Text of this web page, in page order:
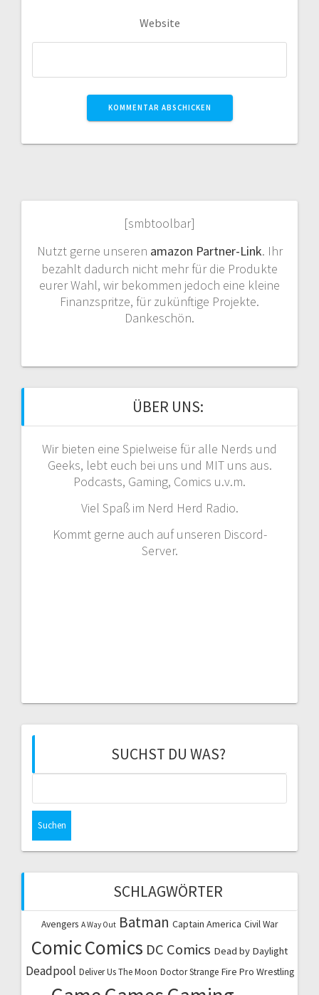
Website
[smbtoolbar]
Nutzt gerne unseren amazon Partner-Link. Ihr
bezahlt dadurch nicht mehr für die Produkte
eurer Wahl, wir bekommen jedoch eine kleine
Finanzspritze, für zukünftige Projekte.
Dankeschön.
ÜBER UNS:
Wir bieten eine Spielweise für alle Nerds und
Geeks, lebt euch bei uns und MIT uns aus.
Podcasts, Gaming, Comics u.v.m.
Viel Spaß im Nerd Herd Radio.
Kommt gerne auch auf unseren Discord-
Server.
SUCHST DU WAS?
SCHLAGWÖRTER
Avengers A Way Out Batman Captain America Civil War
ComicComics DC Comics Dead by Daylight
Deadpool Deliver Us The Moon Doctor Strange Fire Pro Wrestling